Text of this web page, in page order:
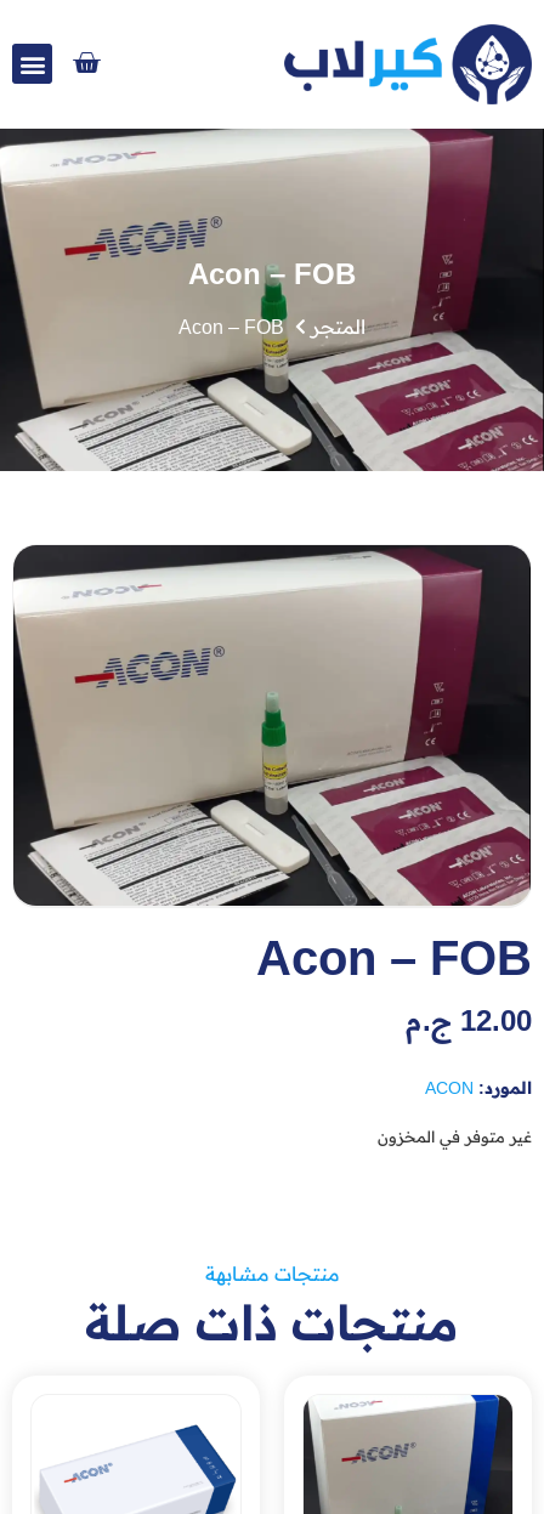
Acon – FOB
المتجر Acon – FOB
Acon – FOB
12.00 ج.م
المورد: ACON
غير متوفر في المخزون
منتجات مشابهة
منتجات ذات صلة